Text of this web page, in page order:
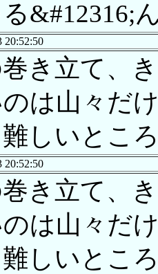
&#12316;
20:52:50
き立て、
は山々だ
難しいとこ
20:52:50
き立て、
は山々だ
難しいとこ